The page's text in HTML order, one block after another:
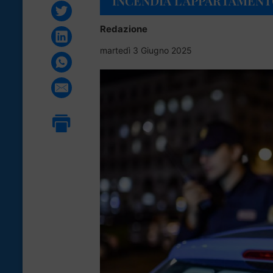
Redazione
martedì 3 Giugno 2025